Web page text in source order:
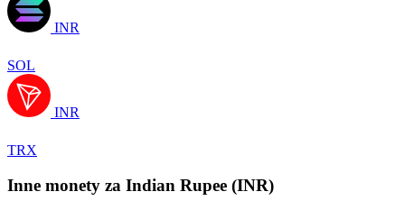
INR
SOL
INR
TRX
Inne monety za Indian Rupee (INR)